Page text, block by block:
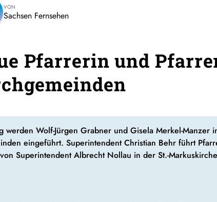
VON
Sachsen Fernsehen
Pfarrerin und
werden Wolf-Jürgen Grabner und Gisela Merkel-
eingeführt. Superintendent Christian Behr führt
Superintendent Albrecht Nollau in der St.-